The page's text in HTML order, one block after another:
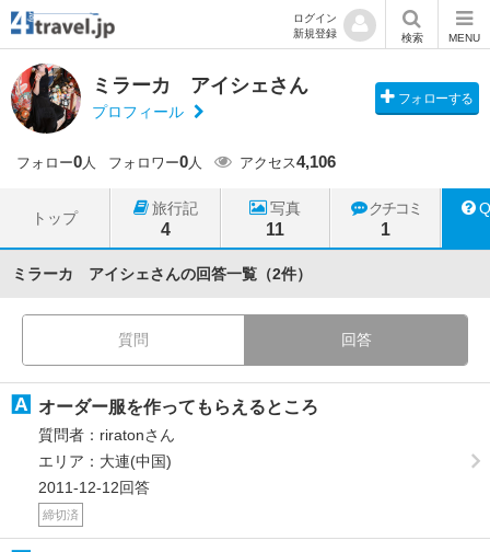
ログイン
新規登録
検索 MENU
ミラーカ アイシェさん
プロフィール
フォローする
フォロー0人 フォロワー0人 アクセス4,106
トップ
旅行記
4
写真
11
クチコミ
1
ミラーカ アイシェさんの回答一覧（2件）
質問 回答
オーダー服を作ってもらえるところ
質問者：riratonさん
エリア：大連(中国)
2011-12-12回答
締切済